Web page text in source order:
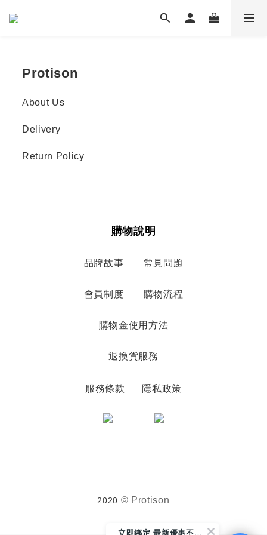
Protison
About Us
Delivery
Return Policy
購物說明
品牌故事 常見問題
會員制度 購物流程
購物金使用方法
退換貨服務
服務條款 隱私政策
2020 © Protison
立
即綁定 最新優惠不漏接